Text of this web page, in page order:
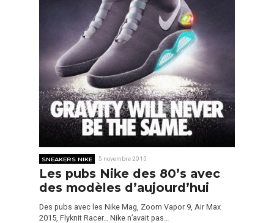
SNEAKERS NIKE 5 novembre 2015
Les pubs Nike des 80’s avec
des modèles d’aujourd’hui
Des pubs avec les Nike Mag, Zoom Vapor 9, Air Max
2015, Flyknit Racer… Nike n’avait pas…